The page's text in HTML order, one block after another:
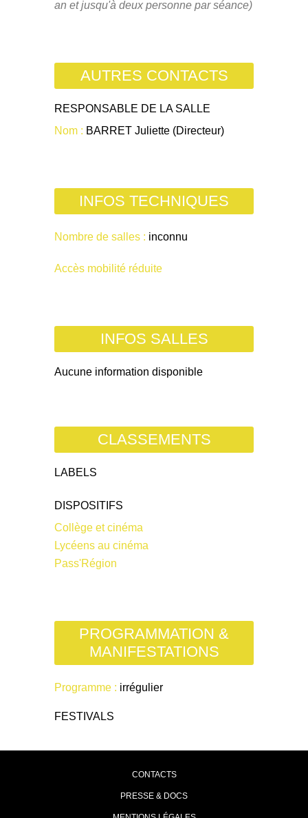
an et jusqu'à deux personne par séance)
AUTRES CONTACTS
RESPONSABLE DE LA SALLE
Nom : BARRET Juliette (Directeur)
INFOS TECHNIQUES
Nombre de salles : inconnu
Accès mobilité réduite
INFOS SALLES
Aucune information disponible
CLASSEMENTS
LABELS
DISPOSITIFS
Collège et cinéma
Lycéens au cinéma
Pass'Région
PROGRAMMATION &
MANIFESTATIONS
Programme : irrégulier
FESTIVALS
CONTACTS
PRESSE & DOCS